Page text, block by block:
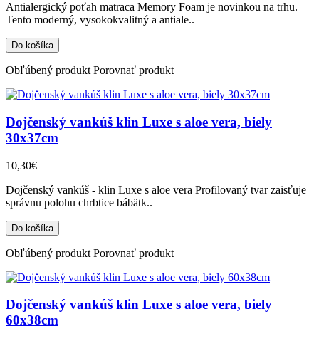
Antialergický poťah matraca Memory Foam je novinkou na trhu.
Tento moderný, vysokokvalitný a antiale..
Obľúbený produkt Porovnať produkt
Dojčenský vankúš klin Luxe s aloe vera, biely
30x37cm
10,30€
Dojčenský vankúš - klin Luxe s aloe vera Profilovaný tvar zaisťuje
správnu polohu chrbtice bábätk..
Obľúbený produkt Porovnať produkt
Dojčenský vankúš klin Luxe s aloe vera, biely
60x38cm